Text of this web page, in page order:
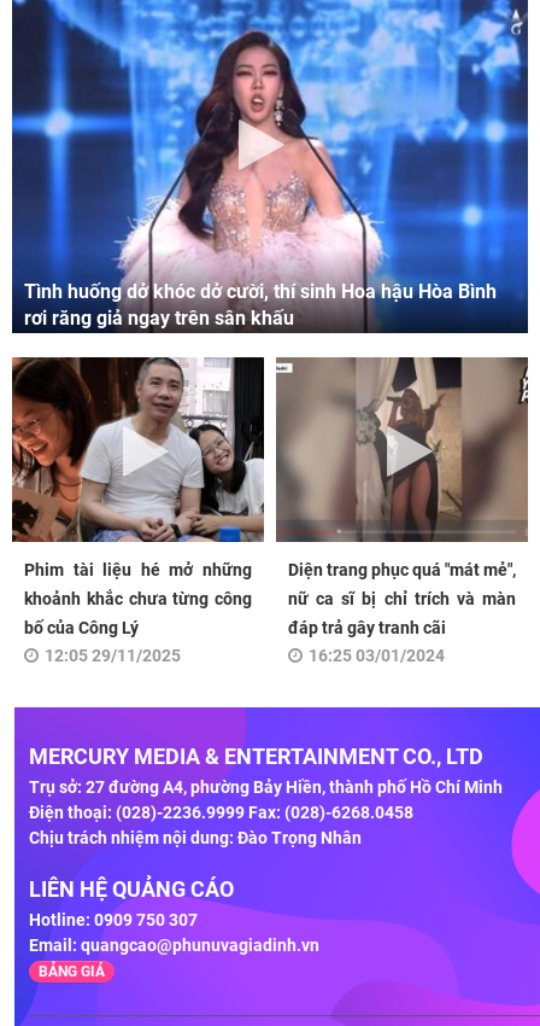
Tình huống dở khóc dở cười, thí sinh Hoa hậu Hòa Bình
rơi răng giả ngay trên sân khấu
Phim tài liệu hé mở những
khoảnh khắc chưa từng công
bố của Công Lý
12:05 29/11/2025
Diện trang phục quá "mát mẻ",
nữ ca sĩ bị chỉ trích và màn
đáp trả gây tranh cãi
16:25 03/01/2024
MERCURY MEDIA & ENTERTAINMENT CO., LTD
Trụ sở: 27 đường A4, phường Bảy Hiền, thành phố Hồ Chí Minh
Điện thoại: (028)-2236.9999 Fax: (028)-6268.0458
Chịu trách nhiệm nội dung: Đào Trọng Nhân
LIÊN HỆ QUẢNG CÁO
Hotline: 0909 750 307
Email: quangcao@phunuvagiadinh.vn
BẢNG GIÁ